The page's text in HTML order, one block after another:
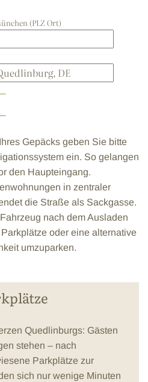
(PLZ Ort)
Gepäcks geben Sie bitte
ein. So gelangen
den Haupteingang.
in zentraler
die Straße als Sackgasse.
nach dem Ausladen
oder eine alternative
umzuparken.
Quedlinburgs: Gästen
stehen – nach
Parkplätze zur
sich nur wenige Minuten